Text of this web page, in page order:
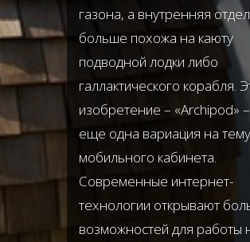
газона, а внутренняя
больше похожа на каюту
подводной лодки либо
галлактического корабля.
изобретение – «Archipod» –
еще одна вариация на тему
мобильного кабинета.
Современные интернет-
технологии открывают
возможностей для работы